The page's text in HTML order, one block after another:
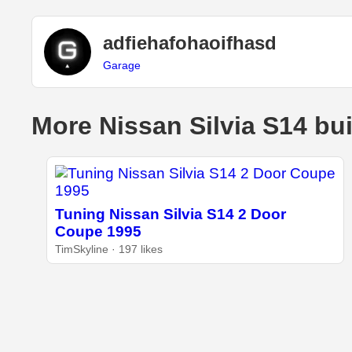
adfiehafohaoifhasd
Garage
More Nissan Silvia S14
Tuning Nissan Silvia S14 2 Door
Coupe 1995
TimSkyline · 197 likes